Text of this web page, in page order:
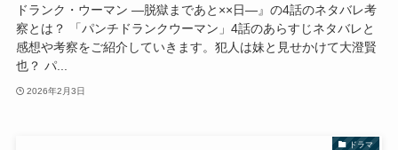
ドランク・ウーマン ―脱獄まであと××日―』の4話のネタバレ考
察とは？ 「パンチドランクウーマン」4話のあらすじネタバレと
感想や考察をご紹介していきます。犯人は妹と見せかけて大澄賢
也？ パ...
2026年2月3日
ドラマ